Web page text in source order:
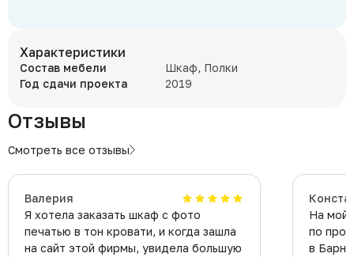
Характеристики
Состав мебели
Шкаф, Полки
Год сдачи проекта
2019
Отзывы
Смотреть все отзывы
Валерия
Я хотела заказать шкаф с фото
печатью в тон кровати, и когда зашла
на сайт этой фирмы, увидела большую
На мой
по
в